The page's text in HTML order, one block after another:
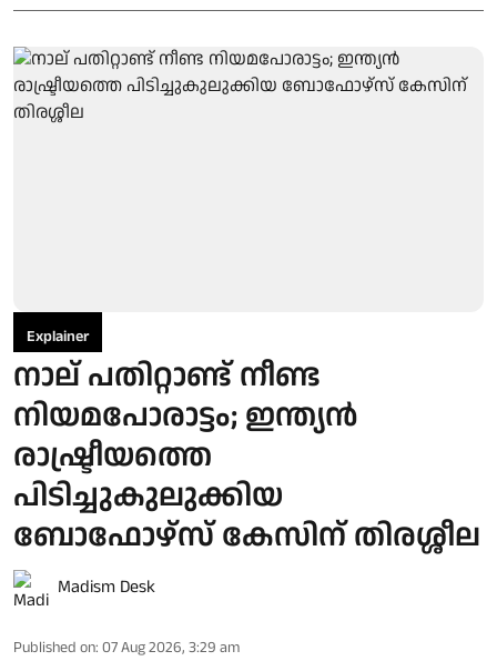
Explainer
നാല് പതിറ്റാണ്ട് നീണ്ട
നിയമപോരാട്ടം; ഇന്ത്യൻ
രാഷ്ട്രീയത്തെ
പിടിച്ചുകുലുക്കിയ
ബോഫോഴ്സ് കേസിന് തിരശ്ശീല
Madism Desk
Published on: 07 Aug 2026, 3:29 am